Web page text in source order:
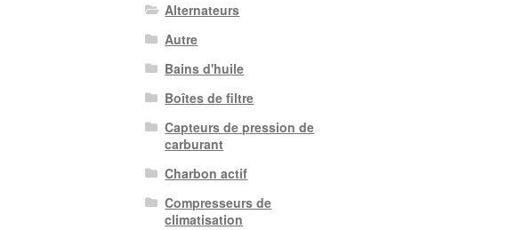
Alternateurs
Autre
Bains d'huile
Boîtes de filtre
Capteurs de pression de
carburant
Charbon actif
Compresseurs de
climatisation